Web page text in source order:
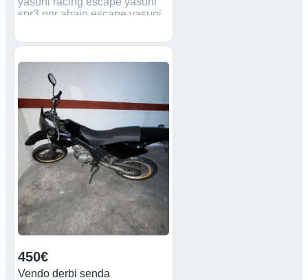
spr3 por abajo escape yasuni
solamente interesados no se
clave metrakit polini yasuni
voca italkit
450€
Vendo derbi senda